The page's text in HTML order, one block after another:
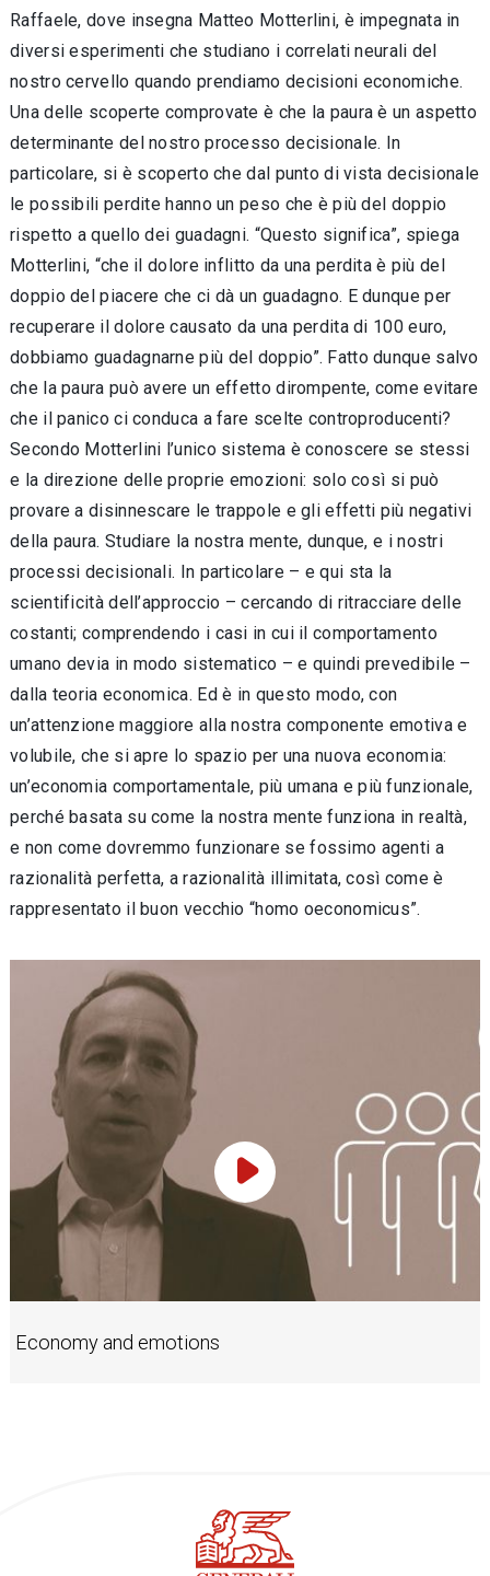
Raffaele, dove insegna Matteo Motterlini, è impegnata in
diversi esperimenti che studiano i correlati neurali del
nostro cervello quando prendiamo decisioni economiche.
Una delle scoperte comprovate è che la paura è un aspetto
determinante del nostro processo decisionale. In
particolare, si è scoperto che dal punto di vista decisionale
le possibili perdite hanno un peso che è più del doppio
rispetto a quello dei guadagni. “Questo significa”, spiega
Motterlini, “che il dolore inflitto da una perdita è più del
doppio del piacere che ci dà un guadagno. E dunque per
recuperare il dolore causato da una perdita di 100 euro,
dobbiamo guadagnarne più del doppio”. Fatto dunque salvo
che la paura può avere un effetto dirompente, come evitare
che il panico ci conduca a fare scelte controproducenti?
Secondo Motterlini l’unico sistema è conoscere se stessi
e la direzione delle proprie emozioni: solo così si può
provare a disinnescare le trappole e gli effetti più negativi
della paura. Studiare la nostra mente, dunque, e i nostri
processi decisionali. In particolare – e qui sta la
scientificità dell’approccio – cercando di ritracciare delle
costanti; comprendendo i casi in cui il comportamento
umano devia in modo sistematico – e quindi prevedibile –
dalla teoria economica. Ed è in questo modo, con
un’attenzione maggiore alla nostra componente emotiva e
volubile, che si apre lo spazio per una nuova economia:
un’economia comportamentale, più umana e più funzionale,
perché basata su come la nostra mente funziona in realtà,
e non come dovremmo funzionare se fossimo agenti a
razionalità perfetta, a razionalità illimitata, così come è
rappresentato il buon vecchio “homo oeconomicus”.
Economy and emotions
Play Video